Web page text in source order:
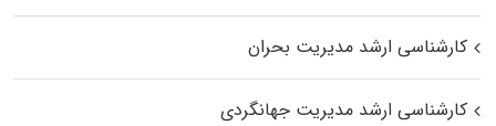
کارشناسی ارشد مدیریت بحران
کارشناسی ارشد مدیریت جهانگردی